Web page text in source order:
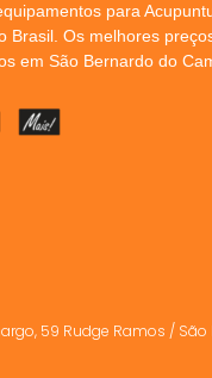
para
Brasil. Os melhores
em São Bernardo do
59 Rudge Ramos /